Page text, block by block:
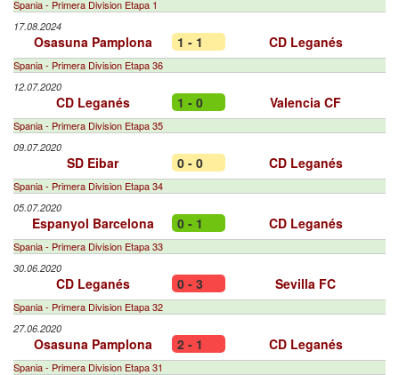
Spania - Primera Division Etapa 1
17.08.2024
Osasuna Pamplona 1 - 1 CD Leganés
Spania - Primera Division Etapa 36
12.07.2020
CD Leganés 1 - 0 Valencia CF
Spania - Primera Division Etapa 35
09.07.2020
SD Eibar 0 - 0 CD Leganés
Spania - Primera Division Etapa 34
05.07.2020
Espanyol Barcelona 0 - 1 CD Leganés
Spania - Primera Division Etapa 33
30.06.2020
CD Leganés 0 - 3 Sevilla FC
Spania - Primera Division Etapa 32
27.06.2020
Osasuna Pamplona 2 - 1 CD Leganés
Spania - Primera Division Etapa 31